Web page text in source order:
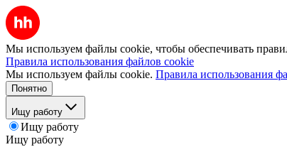
Мы используем файлы cookie, чтобы обеспечивать
Правила использования файлов cookie
Мы используем файлы cookie. Правила использования
Понятно
Ищу работу
Ищу работу
Ищу работу